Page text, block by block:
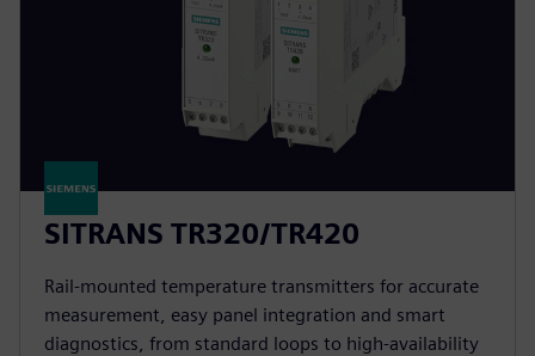
SITRANS TR320/TR420
Rail-mounted temperature transmitters for accurate
measurement, easy panel integration and smart
diagnostics, from standard loops to high-availability